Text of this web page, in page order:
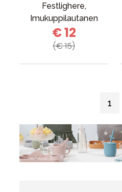
Festlighere,
Imukuppilautanen
€ 12
(€ 15)
1